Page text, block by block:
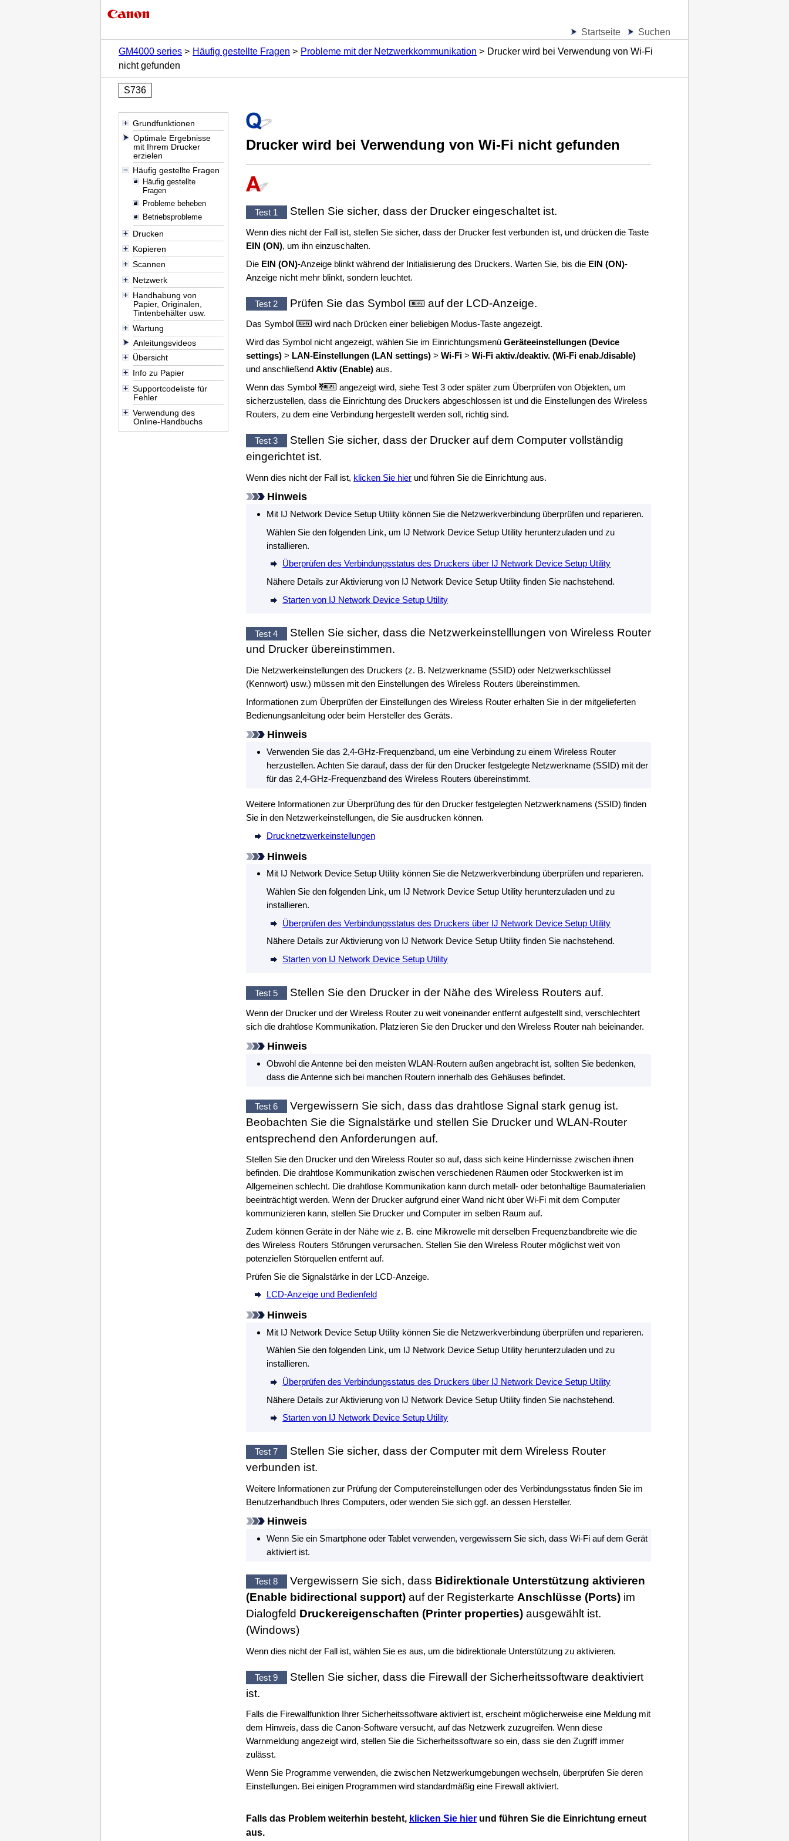
Startseite
Suchen
GM4000 series
Häufig gestellte Fragen Probleme mit der Netzwerkkommunikation
Drucker wird bei Verwendung von Wi-Fi
nicht gefunden
S736
Grundfunktionen
Optimale Ergebnisse
mit Ihrem Drucker
erzielen
Häufig gestellte Fragen
Häufig gestellte
Fragen
Probleme beheben
Betriebsprobleme
Drucken
Kopieren
Scannen
Netzwerk
Handhabung von
Papier, Originalen,
Tintenbehälter usw.
Wartung
Anleitungsvideos
Übersicht
Info zu Papier
Supportcodeliste für
Fehler
Verwendung des
Online-Handbuchs
Drucker wird bei Verwendung von Wi-Fi nicht gefunden
Test 1 Stellen Sie sicher, dass der Druckereingeschaltet ist.
Wenn dies nicht der Fall ist, stellen Sie sicher, dass der Drucker fest verbunden ist, und drücken die Taste
EIN (ON), um ihn einzuschalten.
Die EIN (ON)-Anzeige blinkt während der Initialisierung des Druckers. Warten Sie, bis die EIN (ON)-
Anzeige nicht mehr blinkt, sondern leuchtet.
Test 2 Prüfen Sie das Symbol auf der LCD-Anzeige.
Das Symbol
wird nach Drücken einer beliebigen Modus-Taste angezeigt.
Wird das Symbol nicht angezeigt, wählen Sie im Einrichtungsmenü Geräteeinstellungen (Device
settings) > LAN-Einstellungen (LAN settings) > Wi-Fi > Wi-Fi aktiv./deaktiv. (Wi-Fi enab./disable)
und anschließend Aktiv (Enable) aus.
Wenn das Symbol
angezeigt wird, siehe Test 3 oder später zum Überprüfen von Objekten, um
sicherzustellen, dass die Einrichtung des Druckers abgeschlossen ist und die Einstellungen des Wireless
Routers, zu dem eine Verbindung hergestellt werden soll, richtig sind.
Test 3 Stellen Sie sicher, dass der Druckerauf dem Computer vollständig
eingerichtet ist.
Wenn dies nicht der Fall ist, klicken Sie hier und führen Sie die Einrichtung aus.
Hinweis
Mit IJ Network Device Setup Utilitykönnen Sie die Netzwerkverbindung überprüfen und reparieren.
Wählen Sie den folgenden Link, um IJ Network Device Setup Utilityherunterzuladen und zu
installieren.
Überprüfen des Verbindungsstatus des Druckers über IJ Network Device Setup Utility
Nähere Details zur Aktivierung von IJ Network Device Setup Utilityfinden Sie nachstehend.
Starten von IJ Network Device Setup Utility
Test 4
Stellen Sie sicher, dass die Netzwerkeinstelllungen von Wireless Router
und Drucker übereinstimmen.
Die Netzwerkeinstellungen des Druckers (z. B. Netzwerkname (SSID) oder Netzwerkschlüssel
(Kennwort) usw.) müssen mit den Einstellungen des Wireless Routers übereinstimmen.
Informationen zum Überprüfen der Einstellungen des Wireless Router erhalten Sie in der mitgelieferten
Bedienungsanleitung oder beim Hersteller des Geräts.
Hinweis
Verwenden Sie das 2,4-GHz-Frequenzband, um eine Verbindung zu einem Wireless Router
herzustellen. Achten Sie darauf, dass der für den Druckerfestgelegte Netzwerkname (SSID) mit der
für das 2,4-GHz-Frequenzband des Wireless Routers übereinstimmt.
Weitere Informationen zur Überprüfung des für den Drucker festgelegten Netzwerknamens (SSID) finden
Sie in den Netzwerkeinstellungen, die Sie ausdrucken können.
Drucknetzwerkeinstellungen
Hinweis
Mit IJ Network Device Setup Utilitykönnen Sie die Netzwerkverbindung überprüfen und reparieren.
Wählen Sie den folgenden Link, um IJ Network Device Setup Utilityherunterzuladen und zu
installieren.
Überprüfen des Verbindungsstatus des Druckers über IJ Network Device Setup Utility
Nähere Details zur Aktivierung von IJ Network Device Setup Utilityfinden Sie nachstehend.
Starten von IJ Network Device Setup Utility
Test 5 Stellen Sie den Druckerin der Nähe des Wireless Routers auf.
Wenn der Drucker und der Wireless Router zu weit voneinander entfernt aufgestellt sind, verschlechtert
sich die drahtlose Kommunikation. Platzieren Sie den Drucker und den Wireless Router nah beieinander.
Hinweis
Obwohl die Antenne bei den meisten WLAN-Routern außen angebracht ist, sollten Sie bedenken,
dass die Antenne sich bei manchen Routern innerhalb des Gehäuses befindet.
Test 6
Vergewissern Sie sich, dass das drahtlose Signal stark genug ist.
Beobachten Sie die Signalstärke und stellen Sie Drucker und WLAN-Router
entsprechend den Anforderungen auf.
Stellen Sie den Drucker und den Wireless Router so auf, dass sich keine Hindernisse zwischen ihnen
befinden. Die drahtlose Kommunikation zwischen verschiedenen Räumen oder Stockwerken ist im
Allgemeinen schlecht. Die drahtlose Kommunikation kann durch metall- oder betonhaltige Baumaterialien
beeinträchtigt werden. Wenn der Drucker aufgrund einer Wand nicht über Wi-Fi mit dem Computer
kommunizieren kann, stellen Sie Drucker und Computer im selben Raum auf.
Zudem können Geräte in der Nähe wie z. B. eine Mikrowelle mit derselben Frequenzbandbreite wie die
des Wireless Routers Störungen verursachen. Stellen Sie den Wireless Router möglichst weit von
potenziellen Störquellen entfernt auf.
Prüfen Sie die Signalstärke in der LCD-Anzeige.
LCD-Anzeige und Bedienfeld
Hinweis
Mit IJ Network Device Setup Utilitykönnen Sie die Netzwerkverbindung überprüfen und reparieren.
Wählen Sie den folgenden Link, um IJ Network Device Setup Utilityherunterzuladen und zu
installieren.
Überprüfen des Verbindungsstatus des Druckers über IJ Network Device Setup Utility
Nähere Details zur Aktivierung von IJ Network Device Setup Utilityfinden Sie nachstehend.
Starten von IJ Network Device Setup Utility
Test 7
Stellen Sie sicher, dass der Computer mit dem Wireless Router
verbunden ist.
Weitere Informationen zur Prüfung der Computereinstellungen oder des Verbindungsstatus finden Sie im
Benutzerhandbuch Ihres Computers, oder wenden Sie sich ggf. an dessen Hersteller.
Hinweis
Wenn Sie ein Smartphone oder Tablet verwenden, vergewissern Sie sich, dass Wi-Fiauf dem Gerät
aktiviert ist.
Test 8 Vergewissern Sie sich, dass Bidirektionale Unterstützung aktivieren
(Enable bidirectional support) auf der Registerkarte Anschlüsse (Ports) im
Dialogfeld Druckereigenschaften (Printer properties) ausgewählt ist.
(Windows)
Wenn dies nicht der Fall ist, wählen Sie es aus, um die bidirektionale Unterstützung zu aktivieren.
Test 9
Stellen Sie sicher, dass die Firewall der Sicherheitssoftware deaktiviert
ist.
Falls die Firewallfunktion Ihrer Sicherheitssoftware aktiviert ist, erscheint möglicherweise eine Meldung mit
dem Hinweis, dass die Canon-Software versucht, auf das Netzwerk zuzugreifen. Wenn diese
Warnmeldung angezeigt wird, stellen Sie die Sicherheitssoftware so ein, dass sie den Zugriff immer
zulässt.
Wenn Sie Programme verwenden, die zwischen Netzwerkumgebungen wechseln, überprüfen Sie deren
Einstellungen. Bei einigen Programmen wird standardmäßig eine Firewall aktiviert.
Falls das Problem weiterhin besteht, klicken Sie hier und führen Sie die Einrichtung erneut
aus.